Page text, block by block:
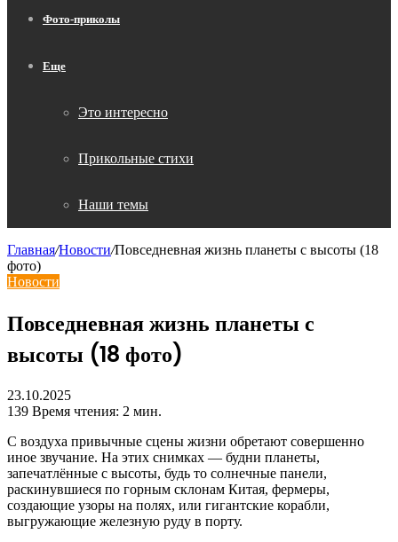
Фото-приколы
Еще
Это интересно
Прикольные стихи
Наши темы
Главная/Новости/Повседневная жизнь планеты с высоты (18
фото)
Новости
Повседневная жизнь планеты с
высоты (18 фото)
23.10.2025
139 Время чтения: 2 мин.
С воздуха привычные сцены жизни обретают совершенно
иное звучание. На этих снимках — будни планеты,
запечатлённые с высоты, будь то солнечные панели,
раскинувшиеся по горным склонам Китая, фермеры,
создающие узоры на полях, или гигантские корабли,
выгружающие железную руду в порту.